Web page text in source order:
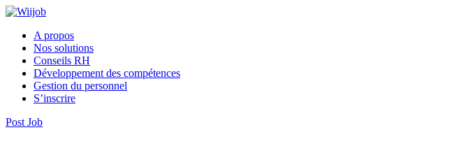
A propos
Nos solutions
Conseils RH
Développement des compétences
Gestion du personnel
S’inscrire
Post Job